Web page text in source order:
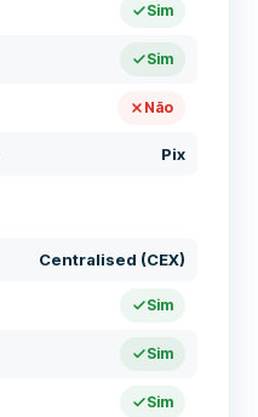
Sim
Sim
Não
Pix
Centralised (CEX)
Sim
Sim
Sim